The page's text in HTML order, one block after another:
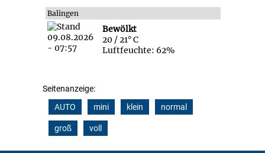
Balingen
Bewölkt
20 / 21° C
Luftfeuchte: 62%
Seitenanzeige:
AUTO
mini klein normal
groß voll